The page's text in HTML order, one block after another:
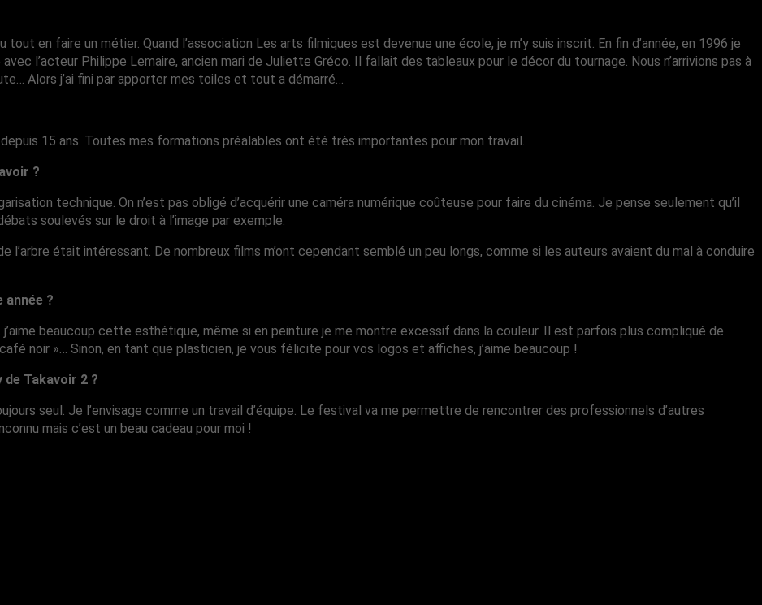
tout en faire un métier. Quand l’association Les arts filmiques est devenue une école, je m’y suis inscrit. En fin d’année, en 1996 je
l’acteur Philippe Lemaire, ancien mari de Juliette Gréco. Il fallait des tableaux pour le décor du tournage. Nous n’arrivions pas à
Alors j’ai fini par apporter mes toiles et tout a démarré…
15 ans. Toutes mes formations préalables ont été très importantes pour mon travail.
?
technique. On n’est pas obligé d’acquérir une caméra numérique coûteuse pour faire du cinéma. Je pense seulement qu’il
soulevés sur le droit à l’image par exemple.
l’arbre était intéressant. De nombreux films m’ont cependant semblé un peu longs, comme si les auteurs avaient du mal à conduire
année ?
j’aime beaucoup cette esthétique, même si en peinture je me montre excessif dans la couleur. Il est parfois plus compliqué de
noir »… Sinon, en tant que plasticien, je vous félicite pour vos logos et affiches, j’aime beaucoup !
Takavoir 2 ?
seul. Je l’envisage comme un travail d’équipe. Le festival va me permettre de rencontrer des professionnels d’autres
mais c’est un beau cadeau pour moi !